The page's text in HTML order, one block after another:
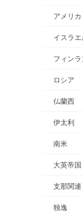
アメリカ
イスラエ
フィンラ
ロシア
仏蘭西
伊太利
南米
大英帝国
支那関連
独逸